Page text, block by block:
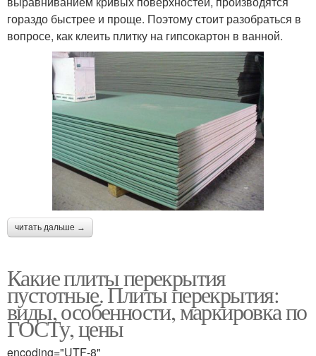
гораздо быстрее и проще. Поэтому стоит разобраться в
вопросе, как клеить плитку на гипсокартон в ванной.
читать дальше →
Какие плиты перекрытия
пустотные. Плиты перекрытия:
виды, особенности, маркировка по
ГОСТу, цены
encoding="UTF-8"